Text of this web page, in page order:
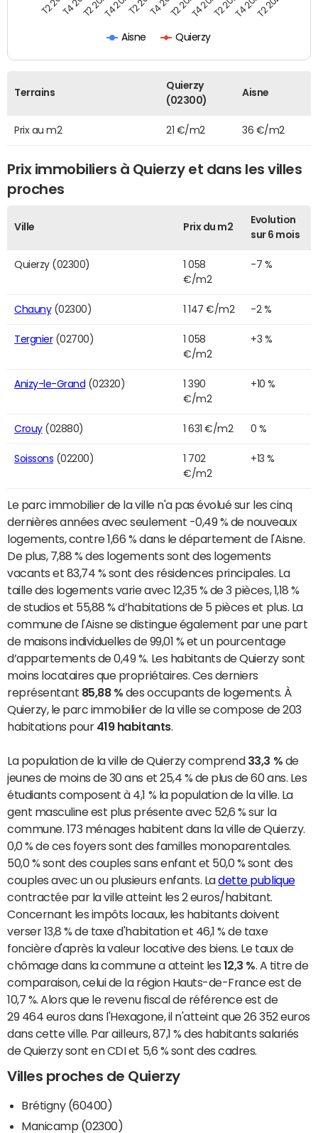
Aisne Quierzy
Terrains
Quierzy
(02300)
Aisne
Prix au m2 21 €/m2 36 €/m2
Prix immobiliers à Quierzy et dans les villes
proches
Ville Prix du m2
Evolution
sur 6 mois
Quierzy (02300)
1 058
€/m2
-7 %
Chauny(02300) 1 147 €/m2 -2 %
Tergnier(02700)
1 058
€/m2
+3 %
Anizy-le-Grand (02320)
1 390
€/m2
+10 %
Crouy(02880) 1 631 €/m2 0 %
Soissons (02200)
1 702
€/m2
+13 %
Le parc immobilier de la ville n'a pas évolué sur les cinq
dernières années avec seulement -0,49 % de nouveaux
logements, contre 1,66 % dans le département de l'Aisne.
De plus, 7,88 % des logements sont des logements
vacants et 83,74 % sont des résidences principales. La
taille des logements varie avec 12,35 % de 3 pièces, 1,18 %
de studios et 55,88 % d’habitations de 5 pièces et plus. La
commune de l'Aisne se distingue également par une part
de maisons individuelles de 99,01 % et un pourcentage
d’appartements de 0,49 %. Les habitants de Quierzy sont
moins locataires que propriétaires. Ces derniers
représentant 85,88 % des occupants de logements. À
Quierzy, le parc immobilier de la ville se compose de 203
habitations pour 419 habitants.
La population de la ville de Quierzy comprend 33,3 % de
jeunes de moins de 30 ans et 25,4 % de plus de 60 ans. Les
étudiants composent à 4,1 % la population de la ville. La
gent masculine est plus présente avec 52,6 % sur la
commune. 173 ménages habitent dans la ville de Quierzy.
0,0 % de ces foyers sont des familles monoparentales.
50,0 % sont des couples sans enfant et 50,0 % sont des
couples avec un ou plusieurs enfants. Ladette publique
contractée par la ville atteint les 2 euros/habitant.
Concernant les impôts locaux, les habitants doivent
verser 13,8 % de taxe d'habitation et 46,1 % de taxe
foncière d'après la valeur locative des biens. Le taux de
chômage dans la commune a atteint les 12,3 % . A titre de
comparaison, celui de la région Hauts-de-France est de
10,7 %. Alors que le revenu fiscal de référence est de
29 464 euros dans l'Hexagone, il n'atteint que 26 352 euros
dans cette ville. Par ailleurs, 87,1 % des habitants salariés
de Quierzy sont en CDI et 5,6 % sont des cadres.
Villes proches de Quierzy
Brétigny (60400)
Manicamp (02300)